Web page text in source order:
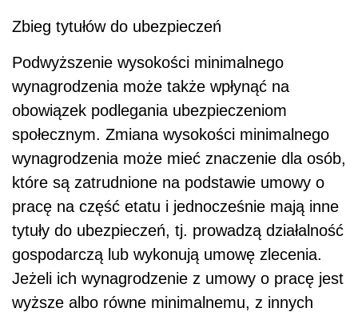
Zbieg tytułów do ubezpieczeń
Podwyższenie wysokości minimalnego
wynagrodzenia może także wpłynąć na
obowiązek podlegania ubezpieczeniom
społecznym. Zmiana wysokości minimalnego
wynagrodzenia może mieć znaczenie dla osób,
które są zatrudnione na podstawie umowy o
pracę na część etatu i jednocześnie mają inne
tytuły do ubezpieczeń, tj. prowadzą działalność
gospodarczą lub wykonują umowę zlecenia.
Jeżeli ich wynagrodzenie z umowy o pracę jest
wyższe albo równe minimalnemu, z innych